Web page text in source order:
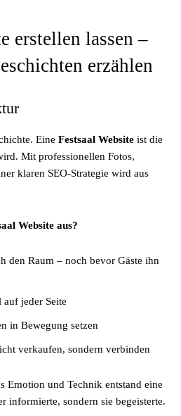
erstellen lassen –
erzählen
Eine Festsaal Website ist die
Mit professionellen Fotos,
klaren SEO-Strategie wird aus
Website aus?
den Raum – noch bevor Gäste ihn
jeder Seite
in Bewegung setzen
verkaufen, sondern verbinden
Emotion und Technik entstand eine
informierte, sondern sie begeisterte.